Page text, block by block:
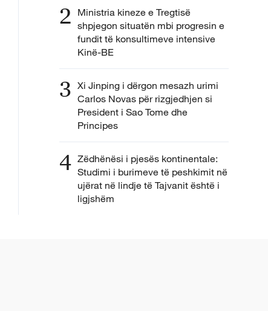
2 Ministria kineze e Tregtisë
shpjegon situatën mbi progresin e
fundit të konsultimeve intensive
Kinë-BE
3 Xi Jinping i dërgon mesazh urimi
Carlos Novas për rizgjedhjen si
President i Sao Tome dhe
Principes
4 Zëdhënësi i pjesës kontinentale:
Studimi i burimeve të peshkimit në
ujërat në lindje të Tajvanit është i
ligjshëm